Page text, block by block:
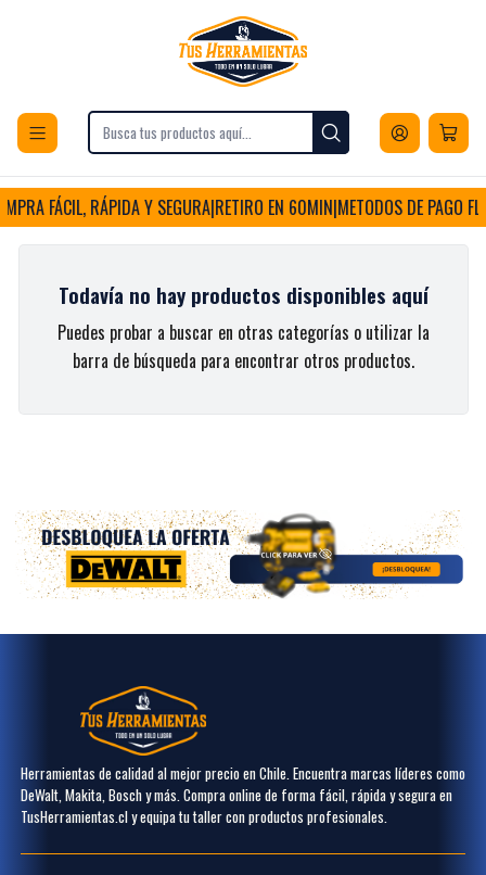
Envios a todo Chile
Vestuario y Calzado Abrigos Chalecos Sweaters y Cardigans
Chalecos Sweaters y Cardigans
FÁCIL, RÁPIDA Y SEGURA|RETIRO EN 60MIN|METODOS DE PAGO
Todavía no hay productos disponibles aquí
Puedes probar a buscar en otras categorías o utilizar la
barra de búsqueda para encontrar otros productos.
Herramientas de calidad al mejor precio en Chile. Encuentra marcas líderes como
DeWalt, Makita, Bosch y más. Compra online de forma fácil, rápida y segura en
TusHerramientas.cl y equipa tu taller con productos profesionales.